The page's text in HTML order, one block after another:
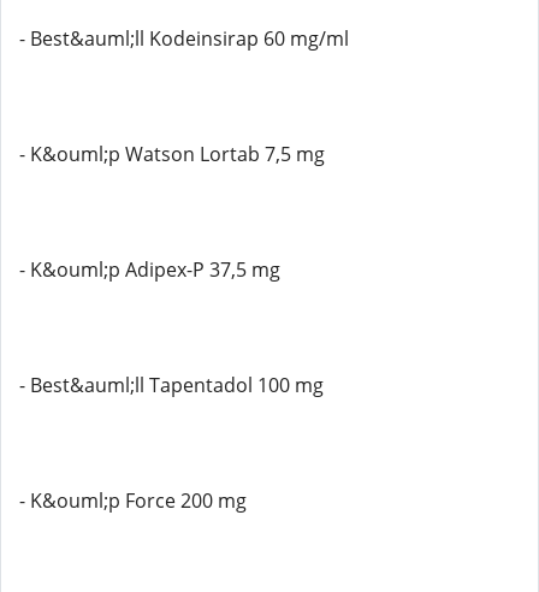
- Best&auml;ll Kodeinsirap 60 mg/ml
- K&ouml;p Watson Lortab 7,5 mg
- K&ouml;p Adipex-P 37,5 mg
- Best&auml;ll Tapentadol 100 mg
- K&ouml;p Force 200 mg